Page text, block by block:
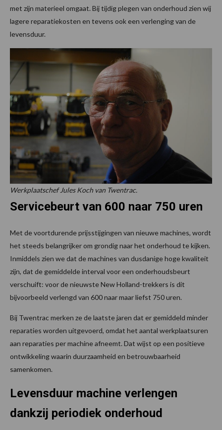
met zijn materieel omgaat. Bij tijdig plegen van onderhoud zien wij
lagere reparatiekosten en tevens ook een verlenging van de
levensduur.
Werkplaatschef Jules Koch van Twentrac.
Servicebeurt van 600 naar 750 uren
Met de voortdurende prijsstijgingen van nieuwe machines, wordt
het steeds belangrijker om grondig naar het onderhoud te kijken.
Inmiddels zien we dat de machines van dusdanige hoge kwaliteit
zijn, dat de gemiddelde interval voor een onderhoudsbeurt
verschuift: voor de nieuwste New Holland-trekkers is dit
bijvoorbeeld verlengd van 600 naar maar liefst 750 uren.
Bij Twentrac merken ze de laatste jaren dat er gemiddeld minder
reparaties worden uitgevoerd, omdat het aantal werkplaatsuren
aan reparaties per machine afneemt. Dat wijst op een positieve
ontwikkeling waarin duurzaamheid en betrouwbaarheid
samenkomen.
Levensduur machine verlengen
dankzij periodiek onderhoud